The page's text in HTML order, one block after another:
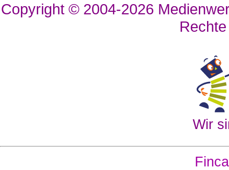
Copyright © 2004-2026
Wir